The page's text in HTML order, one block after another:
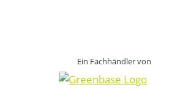
Ein Fachhändler von